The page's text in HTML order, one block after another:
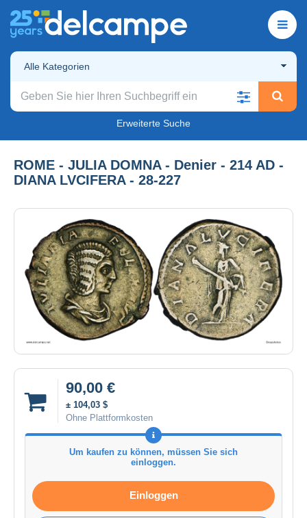
Alle Kategorien
Erweiterte Suche
ROME - JULIA DOMNA - Denier - 214 AD -
DIANA LVCIFERA - 28-227
90,00 €
± 104,03 $
Ohne Plattformkosten
Um kaufen zu können, müssen Sie sich
einloggen.
Einloggen